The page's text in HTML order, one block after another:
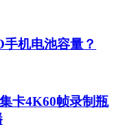
机电池容量？
卡4K60帧录制瓶